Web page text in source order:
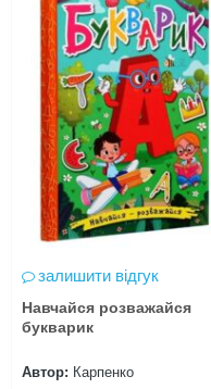
залишити відгук
Навчайся розважайся
букварик
Автор: Карпенко